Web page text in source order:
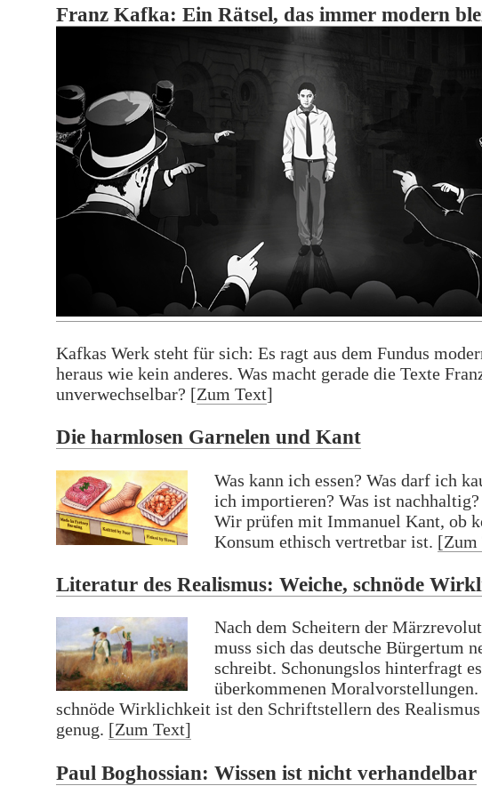
Franz Kafka: Ein Rätsel, das immer modern
Kafkas Werk steht für sich: Es ragt aus dem Fundus
heraus wie kein anderes. Was macht gerade die Texte
unverwechselbar? [Zum Text]
Die harmlosen Garnelen und Kant
Was kann ich essen? Was darf ich
ich importieren? Was ist nachhaltig?
Wir prüfen mit Immanuel Kant, ob
Konsum ethisch vertretbar ist. [Zum
Literatur des Realismus: Weiche, schnöde
Nach dem Scheitern der
muss sich das deutsche Bürgertum
schreibt. Schonungslos hinterfragt
überkommenen
schnöde Wirklichkeit ist den Schriftstellern des
genug. [Zum Text]
Paul Boghossian: Wissen ist nicht verhandelbar